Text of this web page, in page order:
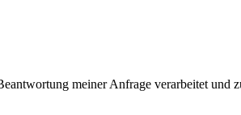
meiner Anfrage verarbeitet und